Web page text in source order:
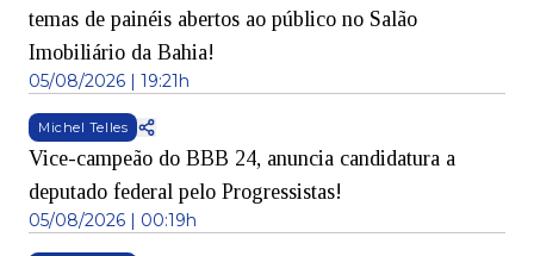
temas de painéis abertos ao público no Salão
Imobiliário da Bahia!
05/08/2026 | 19:21h
Michel Telles
Vice-campeão do BBB 24, anuncia candidatura a
deputado federal pelo Progressistas!
05/08/2026 | 00:19h